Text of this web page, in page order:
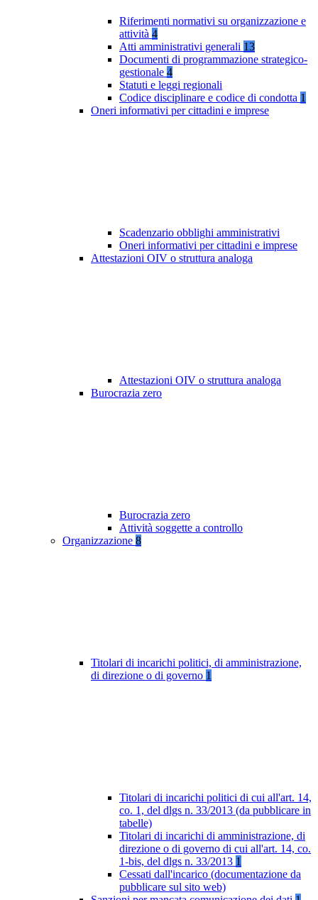
Riferimenti normativi su organizzazione e
attività 4
Atti amministrativi generali 13
Documenti di programmazione strategico-
gestionale 4
Statuti e leggi regionali
Codice disciplinare e codice di condotta 1
Oneri informativi per cittadini e imprese
Scadenzario obblighi amministrativi
Oneri informativi per cittadini e imprese
Attestazioni OIV o struttura analoga
Attestazioni OIV o struttura analoga
Burocrazia zero
Burocrazia zero
Attività soggette a controllo
Organizzazione 8
Titolari di incarichi politici, di amministrazione,
di direzione o di governo 1
Titolari di incarichi politici di cui all'art. 14,
co. 1, del dlgs n. 33/2013 (da pubblicare in
tabelle)
Titolari di incarichi di amministrazione, di
direzione o di governo di cui all'art. 14, co.
1-bis, del dlgs n. 33/2013 1
Cessati dall'incarico (documentazione da
pubblicare sul sito web)